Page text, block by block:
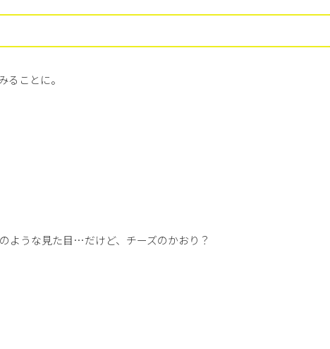
ことに。
ような見た目…だけど、チーズのかおり？